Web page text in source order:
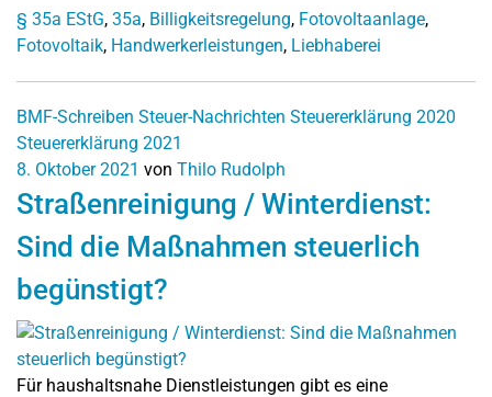
§ 35a EStG, 35a, Billigkeitsregelung, Fotovoltaanlage,
Fotovoltaik, Handwerkerleistungen, Liebhaberei
BMF-Schreiben Steuer-Nachrichten Steuererklärung 2020
Steuererklärung 2021
8. Oktober 2021 von Thilo Rudolph
Straßenreinigung / Winterdienst:
Sind die Maßnahmen steuerlich
begünstigt?
Für haushaltsnahe Dienstleistungen gibt es eine